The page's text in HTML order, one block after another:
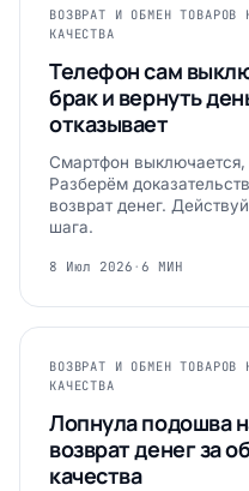
ВОЗВРАТ И ОБМЕН ТОВАРОВ
КАЧЕСТВА
Телефон сам
брак и вернуть
отказывает
Смартфон выключается,
Разберём
возврат денег.
шага.
8 Июл 2026 · 6 МИН
ВОЗВРАТ И ОБМЕН ТОВАРОВ
КАЧЕСТВА
Лопнула подошва
возврат денег за
качества